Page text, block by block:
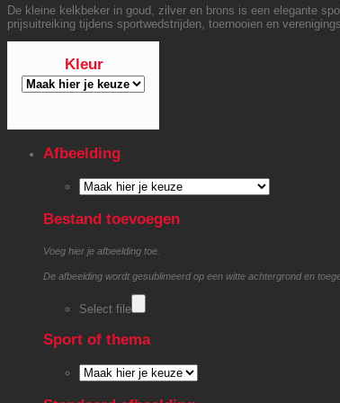
De kleine kelkbeker in goud, zilver en brons is een elegante
prijsuitreiking tijdens sportwedstrijden, toernooien en
Kleur
Afbeelding
Bestand toevoegen
Voeg hier je afbeelding toe.
De afbeelding wordt gesublimeerd op een witte achtergrond en
Select file
Sport of thema